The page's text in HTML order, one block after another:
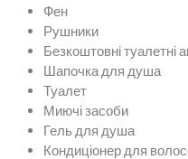
Фен
Рушники
Безкоштовні туалетні
Шапочка для душа
Туалет
Миючі засоби
Гель для душа
Кондиціонер для